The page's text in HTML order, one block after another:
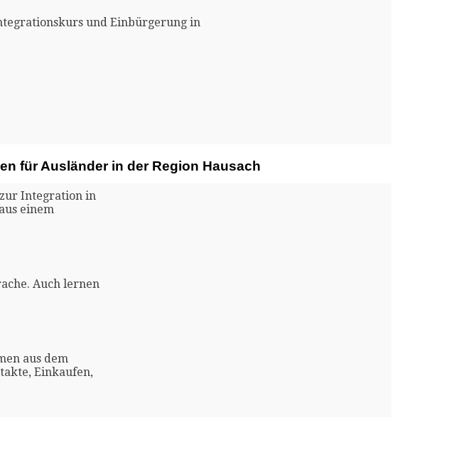
und Einbürgerung in
für Ausländer in der Region Hausach
Integration in
einem
Auch lernen
aus dem
Einkaufen,